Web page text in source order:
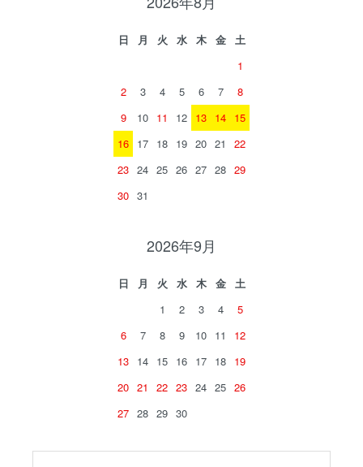
日 月 火 水 木 金
土
1
2
3 4 5 6 7
8
9
10 11 12 13 14 15
16 17 18 19 20 21
22
23 24 25 26 27 28 29
30 31
2026年9月
日 月 火 水 木 金
土
1
2 3 4
5
6
7 8 9 10 11
12
13 14 15 16 17 18 19
20 21 22 23 24 25 26
27 28 29 30